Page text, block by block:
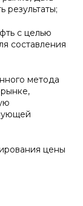
с целью
составления
метода
цены